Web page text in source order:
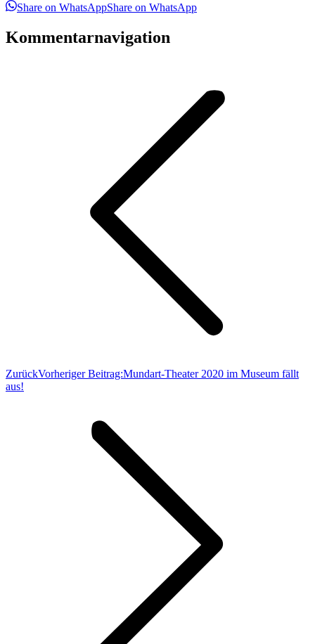
Share on WhatsAppShare on WhatsApp
Kommentarnavigation
ZurückVorheriger Beitrag:Mundart-Theater 2020 im Museum fällt
aus!